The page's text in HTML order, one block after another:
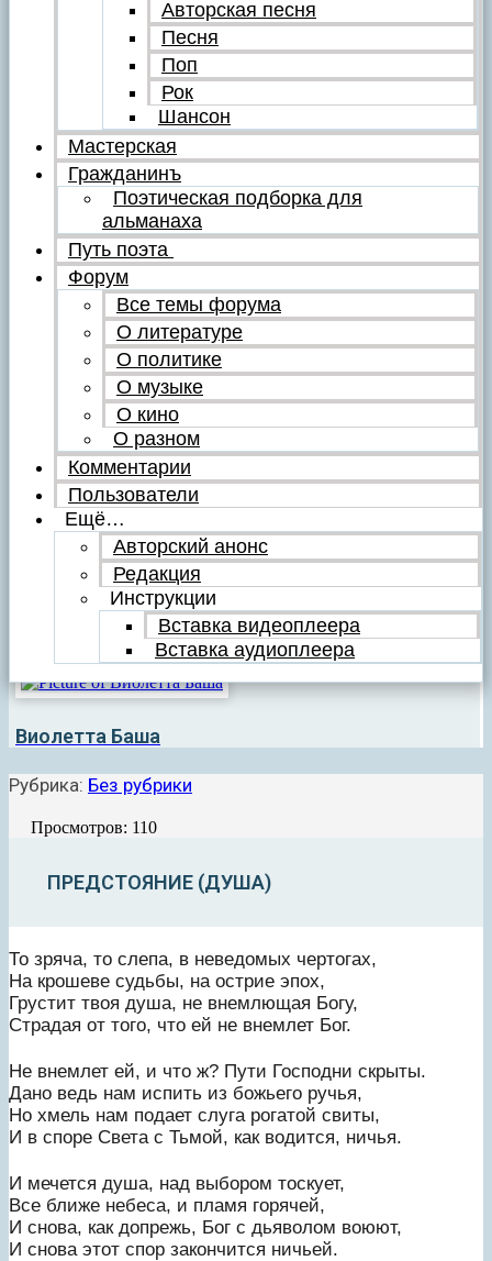
Авторская песня
Песня
Поп
Рок
Шансон
Мастерская
Гражданинъ
Поэтическая подборка для
альманаха
Путь поэта
Форум
Все темы форума
О литературе
О политике
О музыке
О кино
О разном
Комментарии
Пользователи
Ещё…
Авторский анонс
Редакция
Инструкции
Вставка видеоплеера
Вставка аудиоплеера
Виолетта Баша
Рубрика: Без рубрики
Просмотров: 110
ПРЕДСТОЯНИЕ (ДУША)
То зряча, то слепа, в неведомых чертогах,
На крошеве судьбы, на острие эпох,
Грустит твоя душа, не внемлющая Богу,
Страдая от того, что ей не внемлет Бог.
Не внемлет ей, и что ж? Пути Господни скрыты.
Дано ведь нам испить из божьего ручья,
Но хмель нам подает слуга рогатой свиты,
И в споре Света с Тьмой, как водится, ничья.
И мечется душа, над выбором тоскует,
Все ближе небеса, и пламя горячей,
И снова, как допрежь, Бог с дьяволом воюют,
И снова этот спор закончится ничьей.